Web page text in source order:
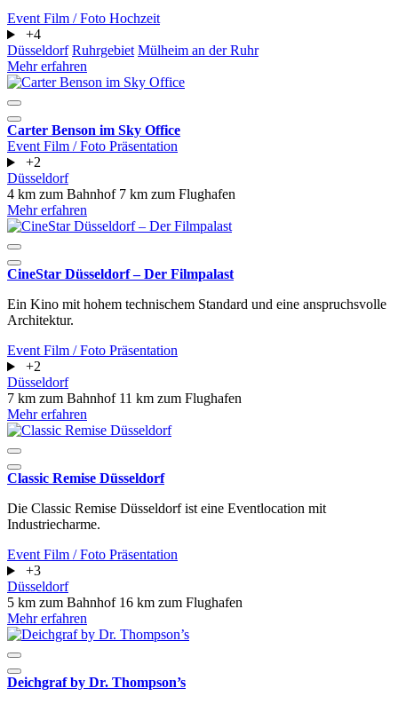
Event Film / Foto Hochzeit
+4
Düsseldorf Ruhrgebiet Mülheim an der Ruhr
Mehr erfahren
Carter Benson im Sky Office
Event Film / Foto Präsentation
+2
Düsseldorf
4 km zum Bahnhof 7 km zum Flughafen
Mehr erfahren
CineStar Düsseldorf – Der Filmpalast
Ein Kino mit hohem technischem Standard und eine anspruchsvolle
Architektur.
Event Film / Foto Präsentation
+2
Düsseldorf
7 km zum Bahnhof 11 km zum Flughafen
Mehr erfahren
Classic Remise Düsseldorf
Die Classic Remise Düsseldorf ist eine Eventlocation mit
Industriecharme.
Event Film / Foto Präsentation
+3
Düsseldorf
5 km zum Bahnhof 16 km zum Flughafen
Mehr erfahren
Deichgraf by Dr. Thompson’s